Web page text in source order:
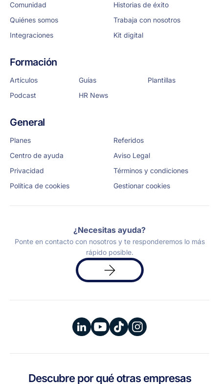
Comunidad
Historias de éxito
Quiénes somos
Trabaja con nosotros
Integraciones
Kit digital
Formación
Artículos Guías
Plantillas
Podcast
HR News
General
Planes
Referidos
Centro de ayuda
Aviso Legal
Privacidad
Términos y condiciones
Política de cookies
Gestionar cookies
¿Necesitas ayuda?
Ponte en contacto con nosotros y te responderemos lo más
rápido posible.
Solicita
una
demo
Descubre por qué otras empresas